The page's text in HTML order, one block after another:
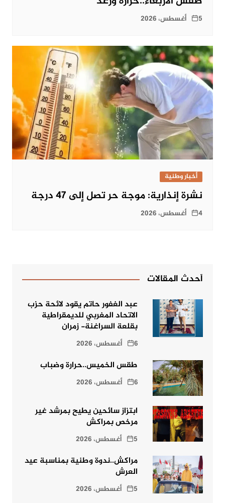
5 أغسطس، 2026
أخبار وطنية
نشرة إنذارية: موجة حر تصل إلى 47 درجة
4 أغسطس، 2026
أحدث المقالات
عبد الغفور حاتم يقود لائحة حزب
الاتحاد المغربي للديمقراطية
بقلعة السراغنة- زمران
6 أغسطس، 2026
طقس الخميس..حرارة وضباب
6 أغسطس، 2026
ابتزاز سائحين يطيح بمرشد غير
مرخص بمراكش
5 أغسطس، 2026
مراكش..ندوة وطنية بمناسبة عيد
العرش
5 أغسطس، 2026